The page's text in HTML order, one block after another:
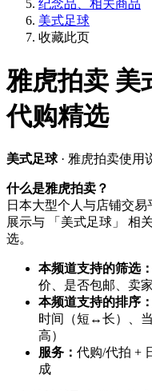
纪念品、相关商品
美式足球
收藏此页
雅虎拍卖 美
代购精选
美式足球· 雅虎拍卖使用
什么是雅虎拍卖？
日本大型个人与店铺交
展示与 「美式足球」 相
选。
本频道支持的筛选：
价、是否包邮、卖
本频道支持的排序：
时间（短↔长）、
高）
服务： 代购/代拍 +
成